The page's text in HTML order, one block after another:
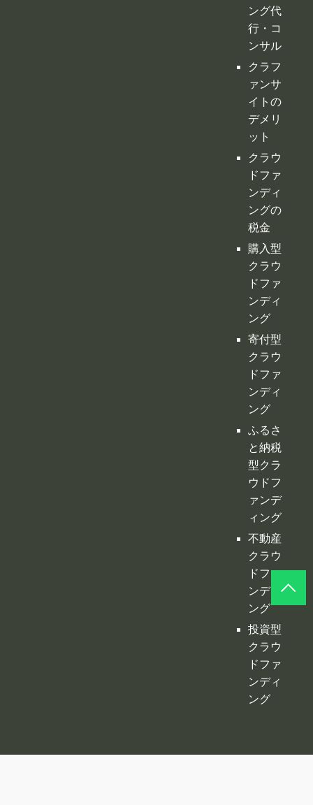
ング代
行・コ
ンサル
クラフ
ァンサ
イトの
デメリ
ット
クラウ
ドファ
ンディ
ングの
税金
購入型
クラウ
ドファ
ンディ
ング
寄付型
クラウ
ドファ
ンディ
ング
ふるさ
と納税
型クラ
ウドフ
ァンデ
ィング
不動産
クラウ
ドファ
ンディ
ング
投資型
クラウ
ドファ
ンディ
ング